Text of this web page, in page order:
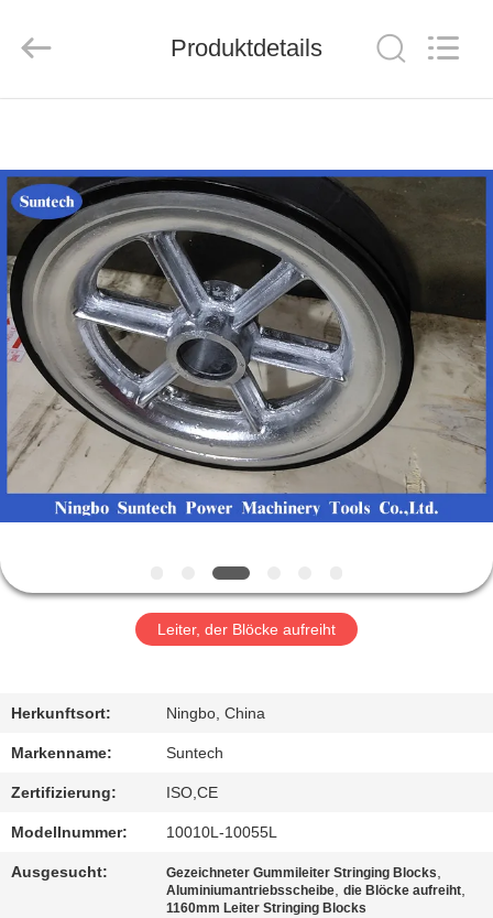
PRODUKTE
ÜBER
UNS
WERKSBESICHTIGUNG
QUALITÄTSKONTROLLE
BITTE UM
SITEMAP
Tools
Co.,Ltd..
Reserved.
Produktdetails
Leiter, der Blöcke aufreiht
Herkunftsort: Ningbo, China
Markenname: Suntech
Zertifizierung: ISO,CE
Modellnummer: 10010L-10055L
Ausgesucht: Gezeichneter Gummileiter Stringing Blocks,
Aluminiumantriebsscheibe,die Blöcke aufreiht,
1160mm Leiter Stringing Blocks